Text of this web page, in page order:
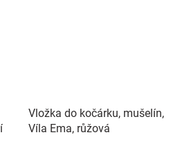
Vložka do kočárku, mušelín,
Víla Ema, růžová